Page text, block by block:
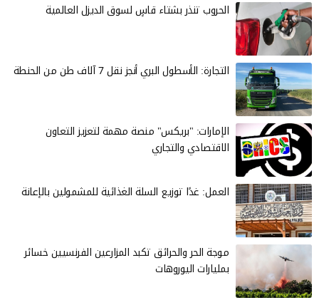
الحروب تنذر بشتاء قاسٍ لسوق الديزل العالمية
التجارة: الأسطول البري أنجز نقل 7 آلاف طن من الحنطة
الإمارات: "بريكس" منصة مهمة لتعزيز التعاون
الاقتصادي والتجاري
العمل: غدًا توزيع السلة الغذائية للمشمولين بالإعانة
موجة الحر والحرائق تكبد المزارعين الفرنسيين خسائر
بمليارات اليوروهات